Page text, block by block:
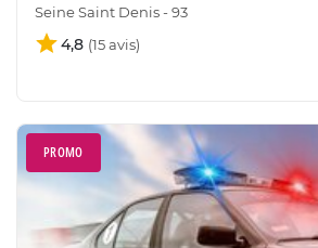
Seine Saint Denis - 93
4,8
PROMO